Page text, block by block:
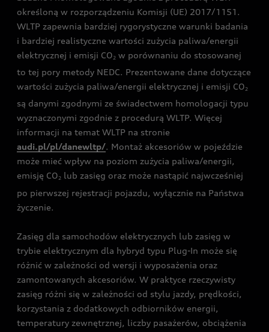
określoną w rozporządzeniu Komisji (UE) 2017/1151.
WLTP zapewnia bardziej rygorystyczne warunki badania
i bardziej realistyczne wartości zużycia paliwa/energii
elektrycznej i emisji CO2 w porównaniu do stosowanej
to tej pory metody NEDC. Prezentowane dane dotyczące
wartości zużycia paliwa/energii elektrycznej i emisji CO2
są danymi zgodnymi ze świadectwem homologacji typu
wyznaczonymi zgodnie z procedurą WLTP. Więcej
informacji na temat WLTP na stronie
audi.pl/pl/danewltp/. Montaż akcesoriów w pojeździe
może mieć wpływ na poziom zużycia paliwa/energii,
emisję CO2 lub zasięg oraz może nastąpić najwcześniej
po pierwszej rejestracji pojazdu, wyłącznie na Państwa
życzenie.
Zasięg dla samochodów elektrycznych lub zasięg w
trybie elektrycznym dla hybryd typu Plug-In może się
różnić w zależności od wersji i wyposażenia oraz
zamontowanych akcesoriów. W praktyce rzeczywisty
zasięg różni się w zależności od stylu jazdy, prędkości,
korzystania z dodatkowych odbiorników energii,
temperatury zewnętrznej, liczby pasażerów, obciążenia